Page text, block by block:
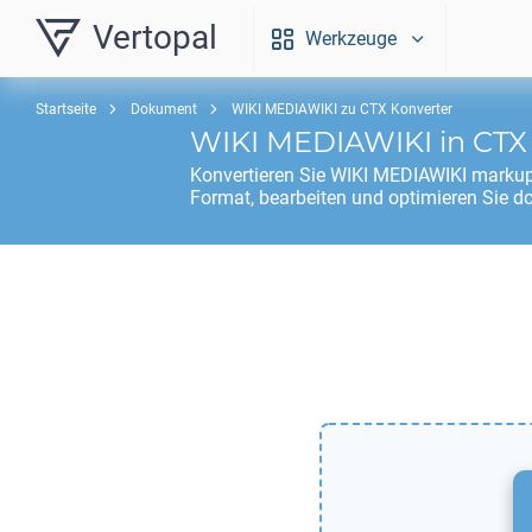
Vertopal Werkzeuge
Startseite Dokument WIKI MEDIAWIKI zu CTX Konverter
WIKI MEDIAWIKI in CTX
Konvertieren Sie WIKI MEDIAWIKI
Format, bearbeiten und optimieren Sie